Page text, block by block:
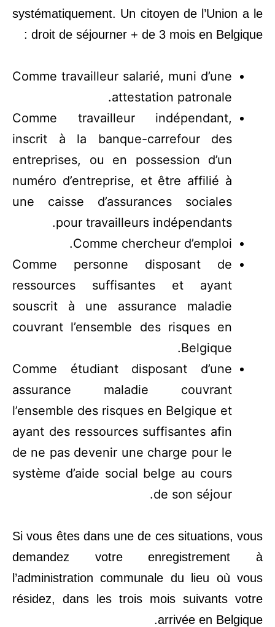
systématiquement. Un citoyen de l’Union a le
droit de séjourner + de 3 mois en Belgique :
Comme travailleur salarié, muni d’une
attestation patronale.
Comme travailleur indépendant,
inscrit à la banque-carrefour des
entreprises, ou en possession d’un
numéro d’entreprise, et être affilié à
une caisse d’assurances sociales
pour travailleurs indépendants.
Comme chercheur d’emploi.
Comme personne disposant de
ressources suffisantes et ayant
souscrit à une assurance maladie
couvrant l’ensemble des risques en
Belgique.
Comme étudiant disposant d’une
assurance maladie couvrant
l’ensemble des risques en Belgique et
ayant des ressources suffisantes afin
de ne pas devenir une charge pour le
système d’aide social belge au cours
de son séjour.
Si vous êtes dans une de ces situations, vous
demandez votre enregistrement à
l’administration communale du lieu où vous
résidez, dans les trois mois suivants votre
arrivée en Belgique.